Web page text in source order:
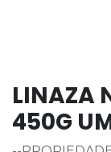
LINAZA
450G